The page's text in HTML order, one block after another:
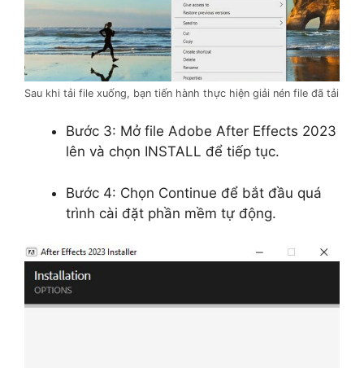
Sau khi tải file xuống, bạn tiến hành thực hiện giải nén file đã tải
Bước 3: Mở file Adobe After Effects 2023
lên và chọn INSTALL để tiếp tục.
Bước 4: Chọn Continue để bắt đầu quá
trình cài đặt phần mềm tự động.